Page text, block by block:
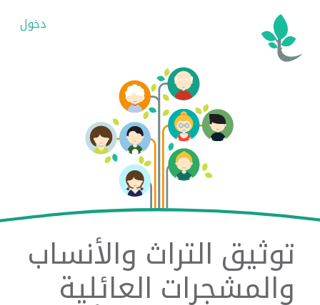
دخول
توثيق التراث والأنساب
والمشجرات العائلية